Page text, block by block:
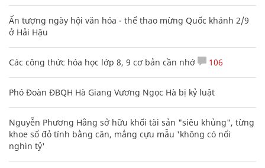
Ấn tượng ngày hội văn hóa - thể thao mừng Quốc khánh 2/9
ở Hải Hậu
Các công thức hóa học lớp 8, 9 cơ bản cần nhớ 106
Phó Đoàn ĐBQH Hà Giang Vương Ngọc Hà bị kỷ luật
Nguyễn Phương Hằng sở hữu khối tài sản "siêu khủng", từng
khoe sổ đỏ tính bằng cân, mắng cựu mẫu 'không có nổi
nghìn tỷ'